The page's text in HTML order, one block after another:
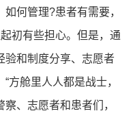
何管理?患者有需要，
初有些担心。但是，通
验和制度分享、志愿者
方舱里人人都是战士，
、志愿者和患者们，